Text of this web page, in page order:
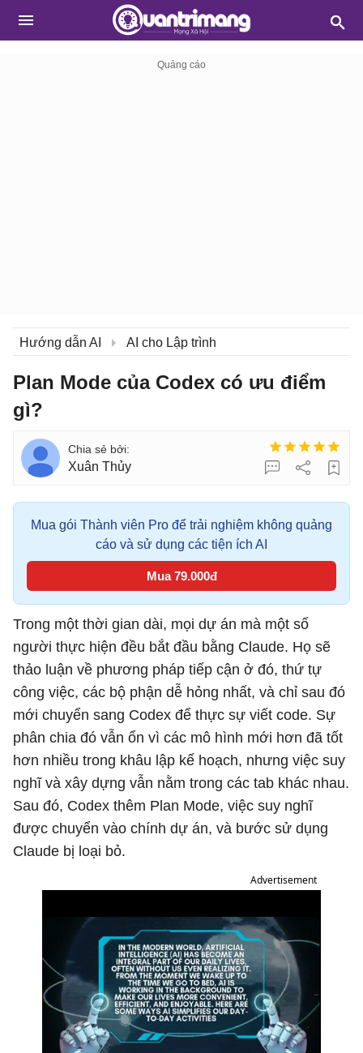
Hướng dẫn AI AI cho Lập trình
Plan Mode của Codex có ưu điểm
gì?
Xuân Thủy
Mua gói Thành viên Pro để trải nghiệm không quảng
cáo và sử dụng các tiện ích AI
Mua 79.000đ
Trong một thời gian dài, mọi dự án mà một số
người thực hiện đều bắt đầu bằng Claude. Họ sẽ
thảo luận về phương pháp tiếp cận ở đó, thứ tự
công việc, các bộ phận dễ hỏng nhất, và chỉ sau đó
mới chuyển sang Codex để thực sự viết code. Sự
phân chia đó vẫn ổn vì các mô hình mới hơn đã tốt
hơn nhiều trong khâu lập kế hoạch, nhưng việc suy
nghĩ và xây dựng vẫn nằm trong các tab khác nhau.
Sau đó, Codex thêm Plan Mode, việc suy nghĩ
được chuyển vào chính dự án, và bước sử dụng
Claude bị loại bỏ.
Advertisement